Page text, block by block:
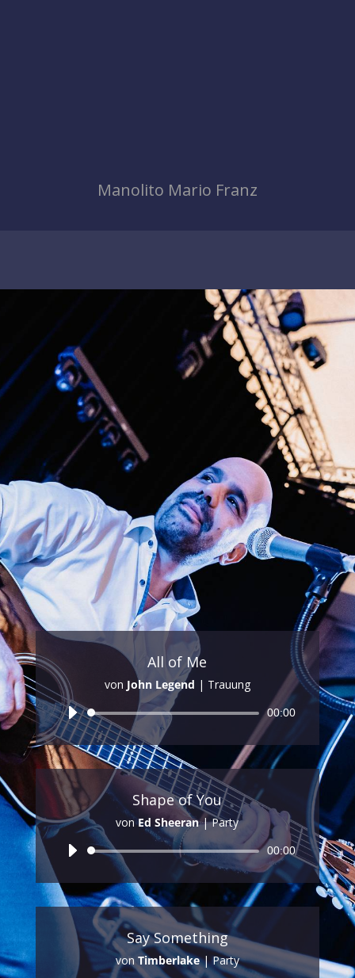
Manolito Mario Franz
The one and only.
Tay ist musikalischer Band-Chef unserer Top-
Formation, der Kampowski – Club Band. Für
Ihren festlichen Anlass hält der Top-Profi
außerdem ein ausgefeiltes Solo-Programm für
Sie und Ihre Gäste breit. Sei es zur Trauung, zum
Empfang oder Dinner – Sie werden begeistert
sein!
All of Me
von John Legend | Trauung
Audio-
00:00
Shape of You
vonEd Sheeran|Party
Audio-
Player
00:00
Say Something
vonTimberlake|Party